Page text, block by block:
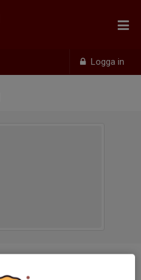
Logga in